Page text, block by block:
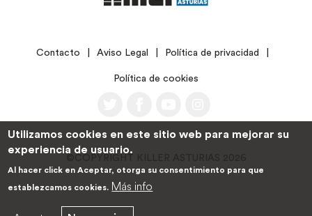
LEGALContacto Aviso Legal Política de privacidad
Política de cookies
Utilizamos cookies en este sitio web para mejorar su
experiencia de usuario.
Al hacer click en Aceptar, otorga su consentimiento para que
establezcamos cookies. Más info